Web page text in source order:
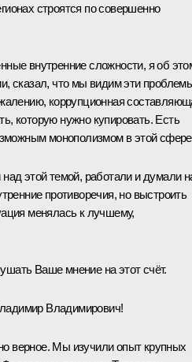
строятся по совершенно
внутренние сложности, я об
сказал, что мы видим эти
коррупционная
которую нужно купировать. Есть
монополизмом в этой
этой темой, работали и думали
противоречия, но выстроить
менялась к лучшему,
Ваше мнение на этот счёт.
Владимирович!
верное. Мы изучили опыт крупных